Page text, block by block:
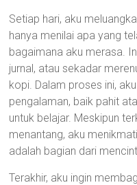
Setiap hari, aku
hanya menilai apa yang
bagaimana aku merasa.
jurnal, atau sekadar
kopi. Dalam proses ini,
pengalaman, baik pahit
untuk belajar. Meskipun
menantang, aku
adalah bagian dari
Terakhir, aku ingin